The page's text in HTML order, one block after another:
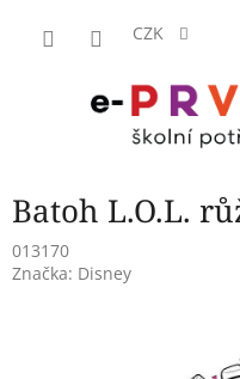
CZK
Batoh L.O.L.
013170
Značka: Disney